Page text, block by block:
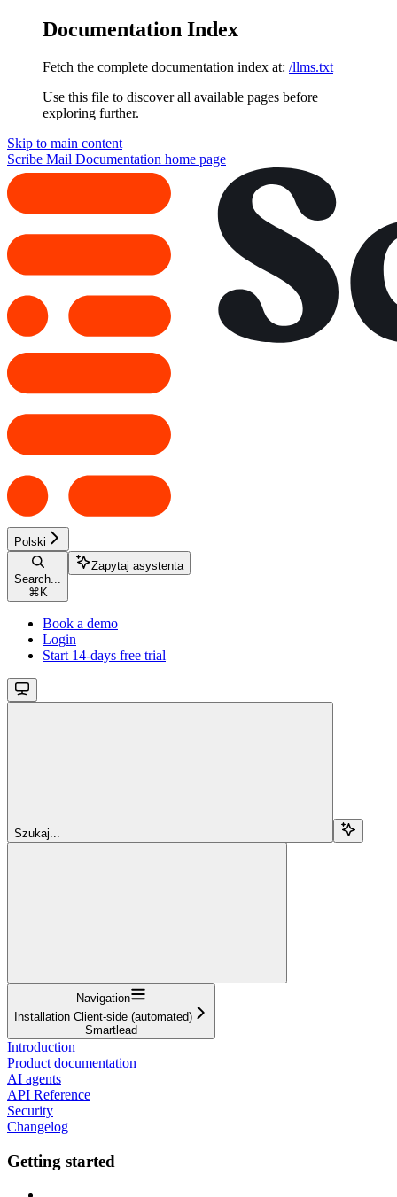
Documentation Index
Fetch the complete documentation index at: /llms.txt
Use this file to discover all available pages before
exploring further.
Skip to main content
Scribe Mail Documentation home page
Polski
Search...
⌘ K
Zapytaj asystenta
Book a demo
Login
Start 14-days free trial
Szukaj...
Navigation
Installation Client-side (automated)
Smartlead
Introduction
Product documentation
AI agents
API Reference
Security
Changelog
Getting started